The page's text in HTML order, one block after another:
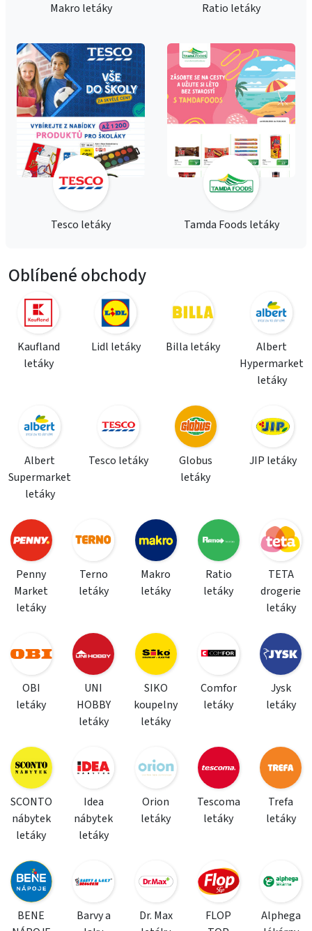
Makro letáky Ratio letáky
Tesco letáky Tamda Foods letáky
Oblíbené obchody
Kaufland
letáky
Lidl letáky Billa letáky
Albert
Hypermarket
letáky
Albert
Supermarket
letáky
Tesco letáky
Globus
letáky
JIP letáky
Penny
Market
letáky
Terno
letáky
Makro
letáky
Ratio
letáky
TETA
drogerie
letáky
OBI
letáky
UNI
HOBBY
letáky
SIKO
koupelny
letáky
Comfor
letáky
Jysk
letáky
SCONTO
nábytek
letáky
Idea
nábytek
letáky
Orion
letáky
Tescoma
letáky
Trefa
letáky
BENE
Barvy a
Dr. Max
FLOP
Alphega